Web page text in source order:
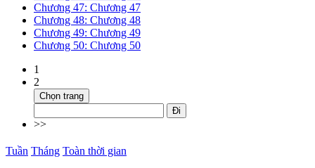
Chương 47: Chương 47
Chương 48: Chương 48
Chương 49: Chương 49
Chương 50: Chương 50
1
2
Chọn trang
Đi
>>
Tuần Tháng Toàn thời gian